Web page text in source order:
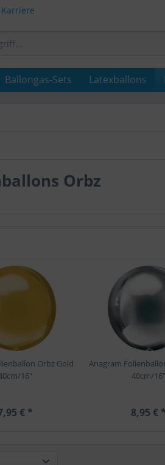
Karriere
Ballongas-Sets Latexballons
Orbz
Orbz Gold
16"
€ *
Anagram
40cm/16"
8,95 € *